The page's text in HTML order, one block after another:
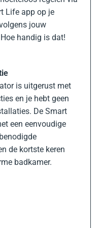
Life app op je
jouw
handig is dat!
is uitgerust met
en je hebt geen
De Smart
een eenvoudige
de kortste keren
badkamer.